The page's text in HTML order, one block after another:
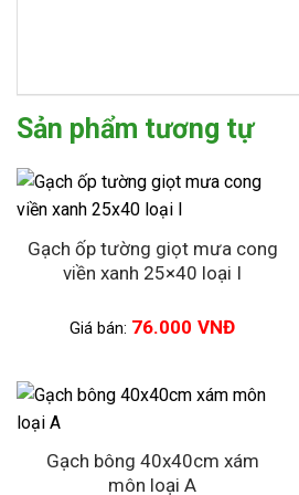
Sản phẩm tương tự
Gạch ốp tường giọt mưa cong
viền xanh 25×40 loại I
Giá bán: 76.000 VNĐ
Gạch bông 40x40cm xám
môn loại A